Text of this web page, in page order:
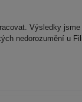
Výsledky
nedorozumění u